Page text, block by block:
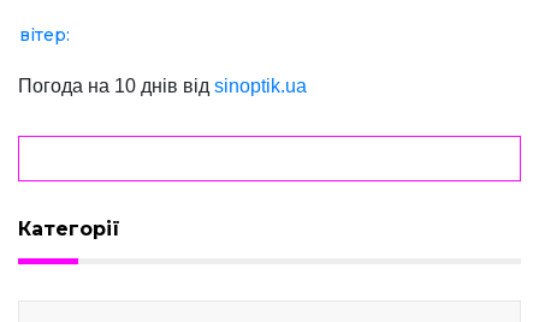
вітер:
Погода на 10 днів від sinoptik.ua
Категорії